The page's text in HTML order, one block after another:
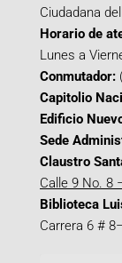
Ciudadana
Horario de
Lunes a
Conmutador:
Capitolio
Edificio
Sede
Claustro
Calle 9 No. 8
Biblioteca
Carrera 6 #